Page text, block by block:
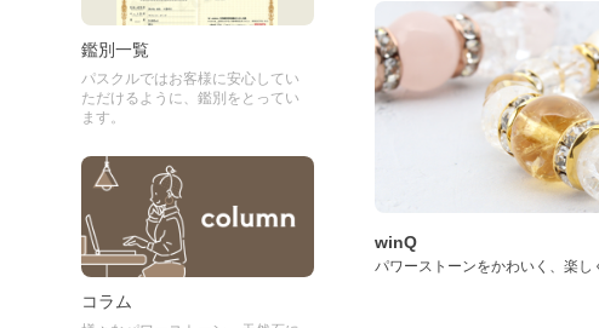
鑑別一覧
パスクルではお客様に安心してい
ただけるように、鑑別をとってい
ます。
コラム
winQ
パワーストーンをかわいく、楽し